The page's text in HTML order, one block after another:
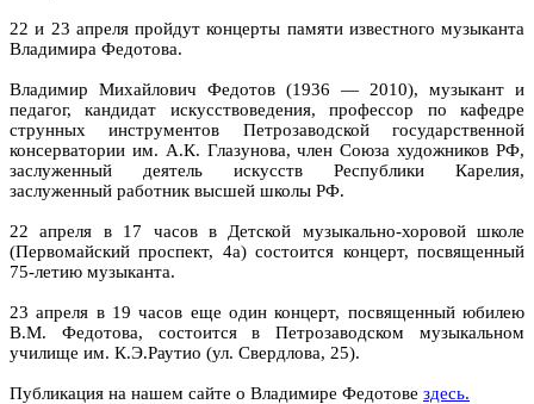
22 и 23 апреля пройдут концерты памяти известного музыканта
Владимира Федотова.
Владимир Михайлович Федотов (1936 — 2010), музыкант и
педагог, кандидат искусствоведения, профессор по кафедре
струнных инструментов Петрозаводской государственной
консерватории им. А.К. Глазунова, член Союза художников РФ,
заслуженный деятель искусств Республики Карелия,
заслуженный работник высшей школы РФ.
22 апреля в 17 часов в Детской музыкально-хоровой школе
(Первомайский проспект, 4а) состоится концерт, посвященный
75-летию музыканта.
23 апреля в 19 часов еще один концерт, посвященный юбилею
В.М. Федотова, состоится в Петрозаводском музыкальном
училище им. К.Э.Раутио (ул. Свердлова, 25).
Публикация на нашем сайте о Владимире Федотове здесь.